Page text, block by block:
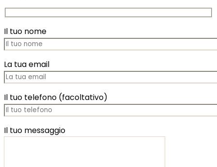
Il tuo nome
La tua email
Il tuo telefono (facoltativo)
Il tuo messaggio